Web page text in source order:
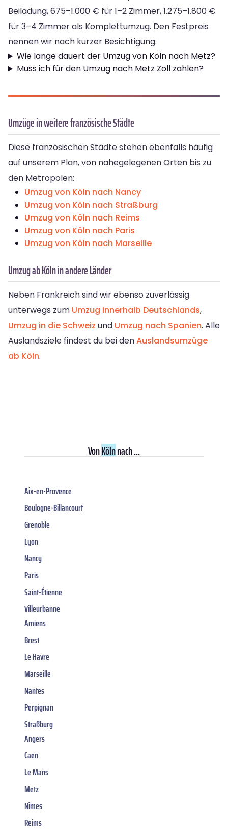
Beiladung, 675–1.000 € für 1–2 Zimmer, 1.275–1.800 €
für 3–4 Zimmer als Komplettumzug. Den Festpreis
nennen wir nach kurzer Besichtigung.
Wie lange dauert der Umzug von Köln nach Metz?
Muss ich für den Umzug nach Metz Zoll zahlen?
Umzüge in weitere französische Städte
Diese französischen Städte stehen ebenfalls häufig
auf unserem Plan, von nahegelegenen Orten bis zu
den Metropolen:
Umzug von Köln nach Nancy
Umzug von Köln nach Straßburg
Umzug von Köln nach Reims
Umzug von Köln nach Paris
Umzug von Köln nach Marseille
Umzug ab Köln in andere Länder
Neben Frankreich sind wir ebenso zuverlässig
unterwegs zum Umzug innerhalb Deutschlands,
Umzug in die Schweiz und Umzug nach Spanien. Alle
Auslandsziele findest du bei denAuslandsumzüge
ab Köln.
VonKölnnach ...
Aix-en-Provence
Boulogne-Billancourt
Grenoble
Lyon
Nancy
Paris
Saint-Étienne
Villeurbanne
Amiens
Brest
Le Havre
Marseille
Nantes
Perpignan
Straßburg
Angers
Caen
Le Mans
Metz
Nîmes
Reims